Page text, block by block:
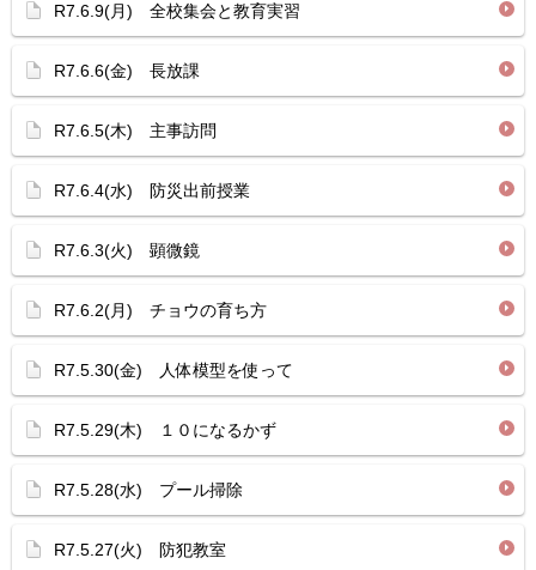
R7.6.9(月) 全校集会と教育実習
R7.6.6(金) 長放課
R7.6.5(木) 主事訪問
R7.6.4(水) 防災出前授業
R7.6.3(火) 顕微鏡
R7.6.2(月) チョウの育ち方
R7.5.30(金) 人体模型を使って
R7.5.29(木) １０になるかず
R7.5.28(水) プール掃除
R7.5.27(火) 防犯教室